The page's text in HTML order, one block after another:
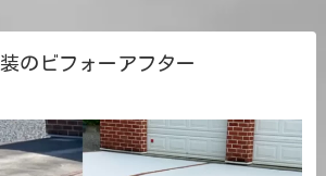
のビフォーアフター